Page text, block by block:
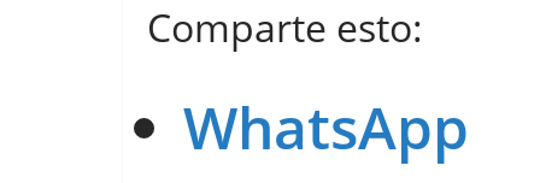
Comparte esto:
WhatsApp